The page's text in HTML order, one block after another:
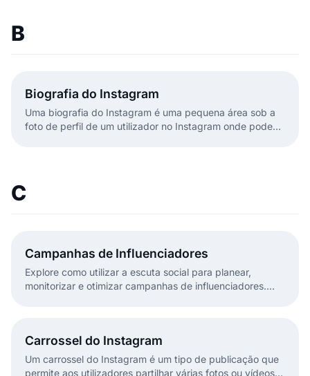
B
Biografia do Instagram
Uma biografia do Instagram é uma pequena área sob a
foto de perfil de um utilizador no Instagram onde pode
C
Campanhas de Influenciadores
Explore como utilizar a escuta social para planear,
monitorizar e otimizar campanhas de influenciadores.
Carrossel do Instagram
Um carrossel do Instagram é um tipo de publicação que
permite aos utilizadores partilhar várias fotos ou vídeos